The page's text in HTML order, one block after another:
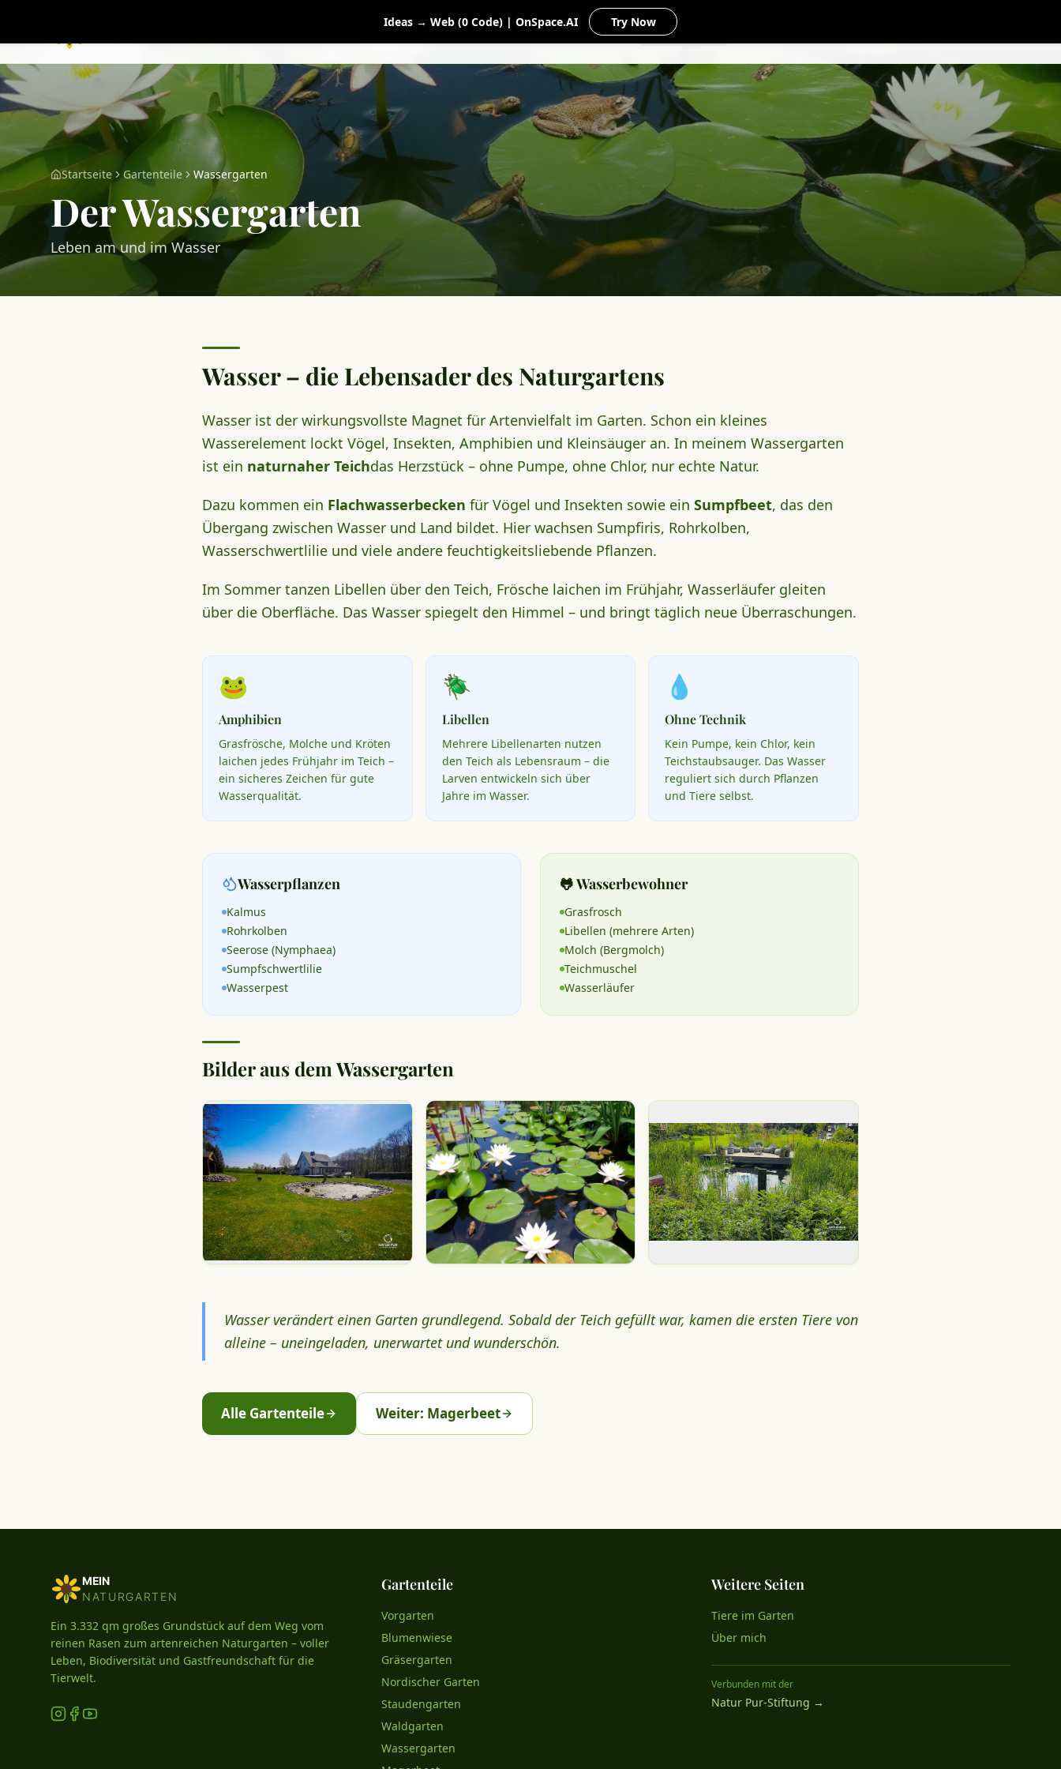
Ideas → Web (0 Code) | OnSpace.AI Try Now
Startseite Gartenteile
Startseite Gartenteile Wassergarten
Der Wassergarten
Leben am und im Wasser
Wasser – die Lebensader des Naturgartens
Wasser ist der wirkungsvollste Magnet für Artenvielfalt im Garten. Schon ein kleines
Wasserelement lockt Vögel, Insekten, Amphibien und Kleinsäuger an. In meinem Wassergarten
ist ein naturnaher Teichdas Herzstück – ohne Pumpe, ohne Chlor, nur echte Natur.
Dazu kommen ein Flachwasserbecken für Vögel und Insekten sowie ein Sumpfbeet, das den
Übergang zwischen Wasser und Land bildet. Hier wachsen Sumpfiris, Rohrkolben,
Wasserschwertlilie und viele andere feuchtigkeitsliebende Pflanzen.
Im Sommer tanzen Libellen über den Teich, Frösche laichen im Frühjahr, Wasserläufer gleiten
über die Oberfläche. Das Wasser spiegelt den Himmel – und bringt täglich neue Überraschungen.
🐸
Amphibien
Grasfrösche, Molche und Kröten
laichen jedes Frühjahr im Teich –
ein sicheres Zeichen für gute
Wasserqualität.
🪲
Libellen
Mehrere Libellenarten nutzen
den Teich als Lebensraum – die
Larven entwickeln sich über
Jahre im Wasser.
💧
Ohne Technik
Kein Pumpe, kein Chlor, kein
Teichstaubsauger. Das Wasser
reguliert sich durch Pflanzen
und Tiere selbst.
Wasserpflanzen
Kalmus
Rohrkolben
Seerose (Nymphaea)
Sumpfschwertlilie
Wasserpest
🐸 Wasserbewohner
Grasfrosch
Libellen (mehrere Arten)
Molch (Bergmolch)
Teichmuschel
Wasserläufer
Bilder aus dem Wassergarten
Wasser verändert einen Garten grundlegend. Sobald der Teich gefüllt war, kamen die ersten Tiere von
alleine – uneingeladen, unerwartet und wunderschön.
Alle Gartenteile Weiter: Magerbeet
MEIN
NATURGARTEN
Ein 3.332 qm großes Grundstück auf dem Weg vom
reinen Rasen zum artenreichen Naturgarten – voller
Leben, Biodiversität und Gastfreundschaft für die
Tierwelt.
Gartenteile
Vorgarten
Blumenwiese
Gräsergarten
Nordischer Garten
Staudengarten
Waldgarten
Wassergarten
Weitere Seiten
Tiere im Garten
Über mich
Verbunden mit der
Natur Pur-Stiftung →